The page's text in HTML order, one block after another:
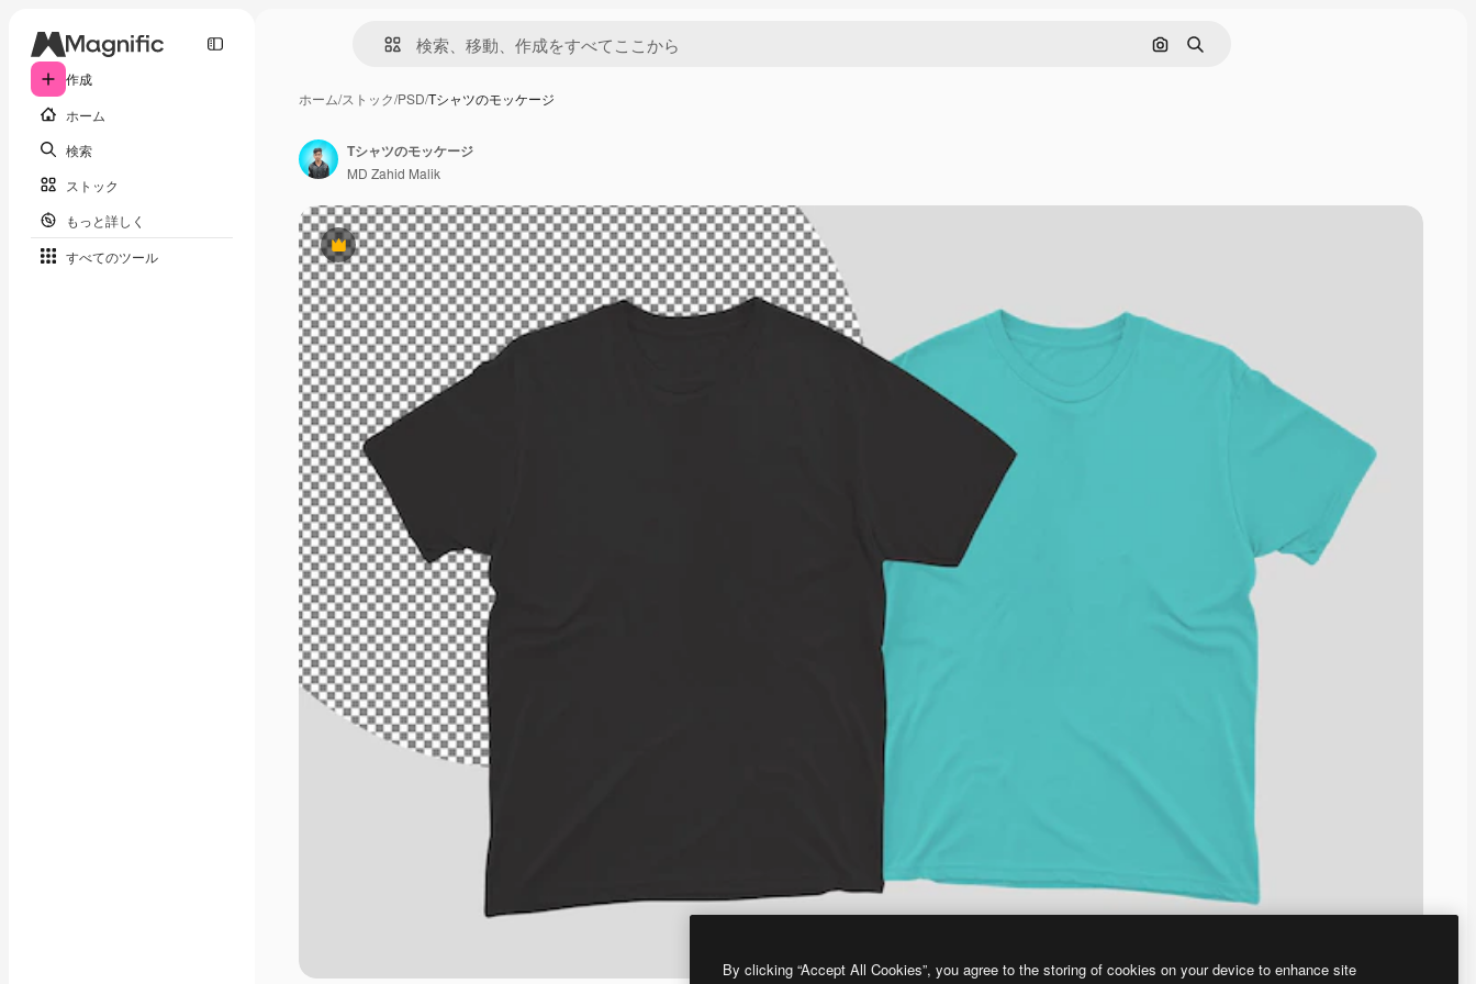
作成
ホーム
検索
ストック
もっと詳しく
すべてのツール
画像で検索
検索
ホーム/ストック/PSD/Tシャツのモッケージ
Premium
Tシャツのモッケージ
MD Zahid Malik
By clicking “Accept All Cookies”, you agree to the storing of cookies on your device to enhance site